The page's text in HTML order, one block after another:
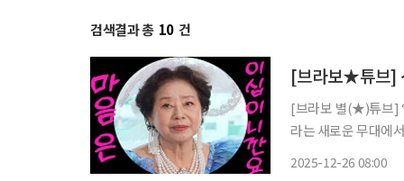
검색결과 총 10 건
[브라보★튜브]
[브라보 별(★)튜브]
라는 새로운 무대에
2025-12-26 08:00